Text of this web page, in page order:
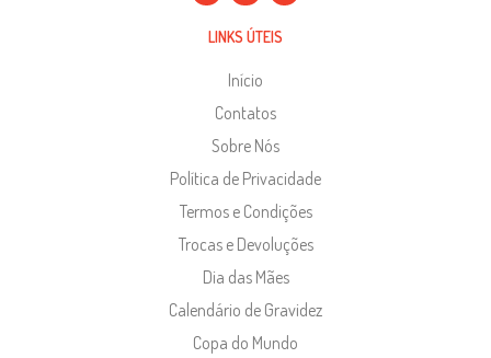
LINKS ÚTEIS
Início
Contatos
Sobre Nós
Política de Privacidade
Termos e Condições
Trocas e Devoluções
Dia das Mães
Calendário de Gravidez
Copa do Mundo